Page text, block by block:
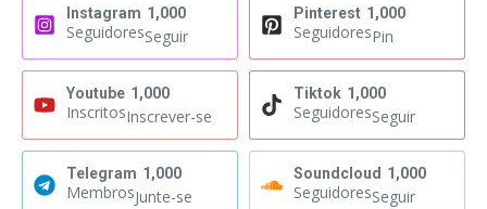
Instagram 1,000
SeguidoresSeguir
Pinterest 1,000
SeguidoresPin
Youtube 1,000
InscritosInscrever-se
Tiktok 1,000
SeguidoresSeguir
Telegram 1,000
MembrosJunte-se
Soundcloud 1,000
SeguidoresSeguir